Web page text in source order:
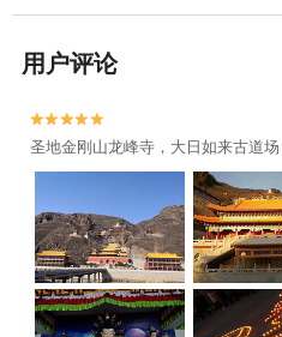
用户评论


圣地金刚山龙峰寺，大日如来古道场